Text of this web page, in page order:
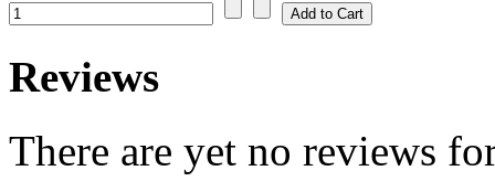
Reviews
There are yet no reviews